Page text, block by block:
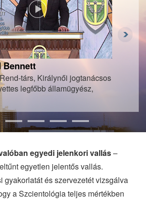
Bennett
Királynői jogtanácsos
legfőbb államügyész,
egyedi jelenkori vallás–
egyetlen jelentős vallás.
gyakorlatát és szervezetét vizsgálva
a Szcientológia teljes mértékben